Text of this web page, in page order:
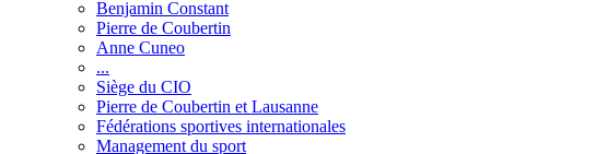
Benjamin Constant
Pierre de Coubertin
Anne Cuneo
...
Siège du CIO
Pierre de Coubertin et Lausanne
Fédérations sportives internationales
Management du sport